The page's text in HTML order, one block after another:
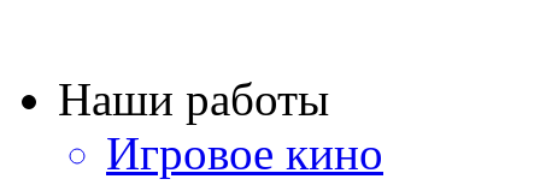
Наши работы
Игровое кино